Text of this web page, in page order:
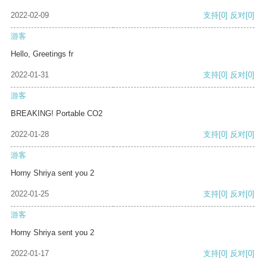
2022-02-09 支持[0] 反对[0]
游客
Hello, Greetings fr
2022-01-31 支持[0] 反对[0]
游客
BREAKING! Portable CO2
2022-01-28 支持[0] 反对[0]
游客
Horny Shriya sent you 2
2022-01-25 支持[0] 反对[0]
游客
Horny Shriya sent you 2
2022-01-17 支持[0] 反对[0]